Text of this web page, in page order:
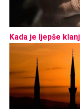
Kada je ljepše